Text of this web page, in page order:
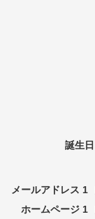
誕生日
メールアドレス 1
ホームページ 1